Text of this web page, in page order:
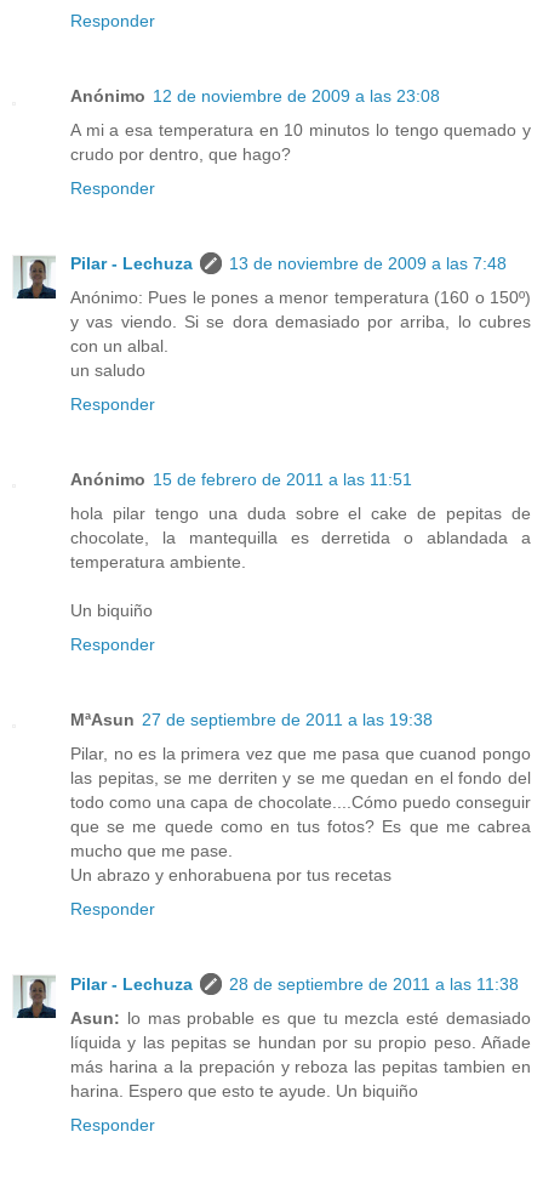
Responder
Anónimo 12 de noviembre de 2009 a las 23:08
A mi a esa temperatura en 10 minutos lo tengo quemado y
crudo por dentro, que hago?
Responder
Pilar - Lechuza
13 de noviembre de 2009 a las 7:48
Anónimo: Pues le pones a menor temperatura (160 o 150º)
y vas viendo. Si se dora demasiado por arriba, lo cubres
con un albal.
un saludo
Responder
Anónimo 15 de febrero de 2011 a las 11:51
hola pilar tengo una duda sobre el cake de pepitas de
chocolate, la mantequilla es derretida o ablandada a
temperatura ambiente.
Un biquiño
Responder
MªAsun 27 de septiembre de 2011 a las 19:38
Pilar, no es la primera vez que me pasa que cuanod pongo
las pepitas, se me derriten y se me quedan en el fondo del
todo como una capa de chocolate....Cómo puedo conseguir
que se me quede como en tus fotos? Es que me cabrea
mucho que me pase.
Un abrazo y enhorabuena por tus recetas
Responder
Pilar - Lechuza
28 de septiembre de 2011 a las 11:38
Asun: lo mas probable es que tu mezcla esté demasiado
líquida y las pepitas se hundan por su propio peso. Añade
más harina a la prepación y reboza las pepitas tambien en
harina. Espero que esto te ayude. Un biquiño
Responder